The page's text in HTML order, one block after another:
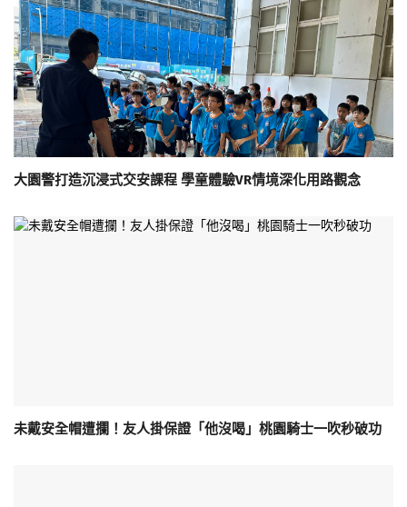
大園警打造沉浸式交安課程 學童體驗VR情境深化用路觀念
未戴安全帽遭攔！友人掛保證「他沒喝」桃園騎士一吹秒破功